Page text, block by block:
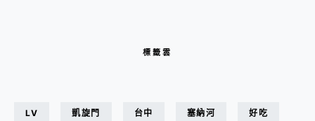
標籤雲
LV 凱旋門 台中 塞納河 好吃